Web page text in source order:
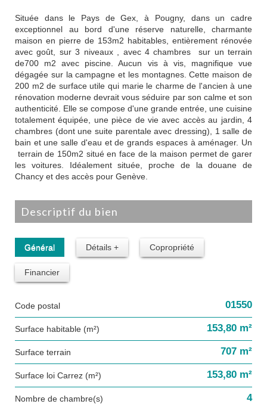
Située dans le Pays de Gex, à Pougny, dans un cadre
exceptionnel au bord d'une réserve naturelle, charmante
maison en pierre de 153m2 habitables, entièrement rénovée
avec goût, sur 3 niveaux , avec 4 chambres sur un terrain
de700 m2 avec piscine. Aucun vis à vis, magnifique vue
dégagée sur la campagne et les montagnes. Cette maison de
200 m2 de surface utile qui marie le charme de l'ancien à une
rénovation moderne devrait vous séduire par son calme et son
authenticité. Elle se compose d'une grande entrée, une cuisine
totalement équipée, une pièce de vie avec accès au jardin, 4
chambres (dont une suite parentale avec dressing), 1 salle de
bain et une salle d'eau et de grands espaces à aménager. Un
terrain de 150m2 situé en face de la maison permet de garer
les voitures. Idéalement située, proche de la douane de
Chancy et des accès pour Genève.
descriptif du bien
Général Détails + Copropriété
Financier
Code postal 01550
Surface habitable (m²) 153,80 m²
surface terrain 707 m²
Surface loi Carrez (m²) 153,80 m²
Nombre de chambre(s) 4